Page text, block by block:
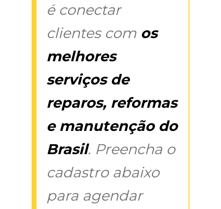
é conectar
clientes com os
melhores
serviços de
reparos, reformas
e manutenção do
Brasil. Preencha o
cadastro abaixo
para agendar